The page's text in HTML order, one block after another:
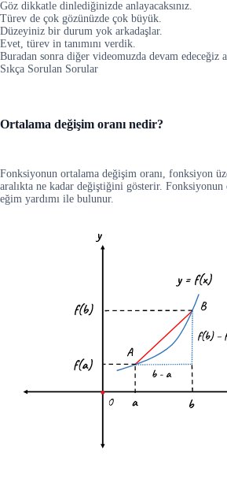
Göz dikkatle dinlediğinizde anlayacaksınız.
Türev de çok gözünüzde çok büyük.
Düzeyiniz bir durum yok arkadaşlar.
Evet, türev in tanımını verdik.
Buradan sonra diğer videomuzda devam edeceğiz
Sıkça Sorulan Sorular
Ortalama değişim oranı nedir?
Fonksiyonun ortalama değişim oranı, fonksiyon
aralıkta ne kadar değiştiğini gösterir. Fonksiyonun
eğim yardımı ile bulunur.